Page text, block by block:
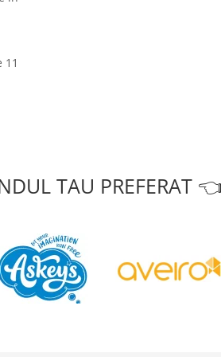
11
TAU PREFERAT